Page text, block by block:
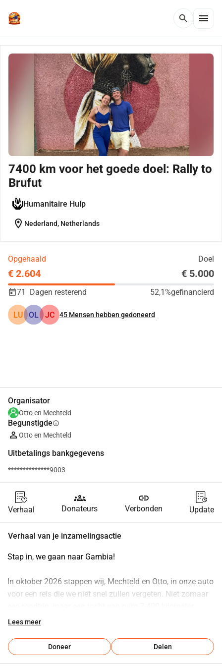
search menu
7400 km voor het goede doel: Rally to
Brufut
Humanitaire Hulp
location_on Nederland, Netherlands
Opgehaald Doel
€ 2.604 € 5.000
71 Dagen resterend 52,1%gefinancierd
LU OL JC 45 Mensen hebben gedoneerd
Organisator
Otto en Mechteld
Begunstigdeinfo
Otto en Mechteld
Uitbetalings bankgegevens
**************9003
Verhaal
groups
Donateurs
link
Verbonden Update
Verhaal van je inzamelingsactie
Stap in, we gaan naar Gambia!
In oktober 2026 stappen wij, Mechteld en Otto, in onze auto
voor een reis die we niet snel zullen vergeten. Niet zomaar
richting Gambia. We rijden van Nederland naar Zuid-
dwars door de Westelijke Sahara, Mauritanië en Senegal,
tot we uiteindelijk aankomen in Gambia.
Lees meer
Doneer Delen